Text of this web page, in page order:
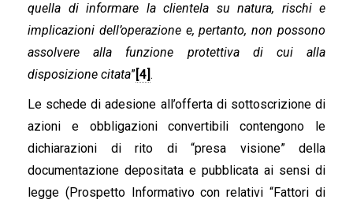
quella di informare la clientela su natura, rischi e
implicazioni dell’operazione e, pertanto, non possono
assolvere alla funzione protettiva di cui alla
disposizione citata”[4].
Le schede di adesione all’offerta di sottoscrizione di
azioni e obbligazioni convertibili contengono le
dichiarazioni di rito di “presa visione” della
documentazione depositata e pubblicata ai sensi di
legge (Prospetto Informativo con relativi “Fattori di